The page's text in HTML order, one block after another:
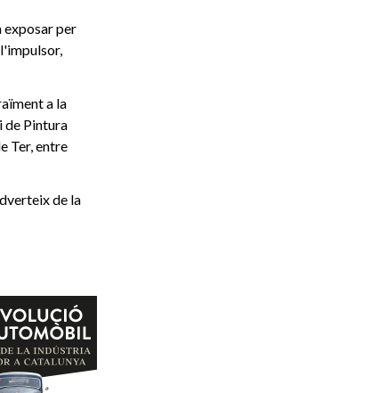
exposar per
a la
de Pintura
Ter, entre
de la